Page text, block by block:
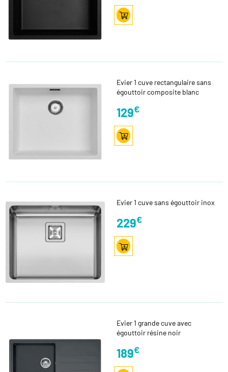
Evier 1 cuve rectangulaire sans
égouttoir composite blanc
129€
Evier 1 cuve sans égouttoir inox
229€
Evier 1 grande cuve avec
égouttoir résine noir
189€